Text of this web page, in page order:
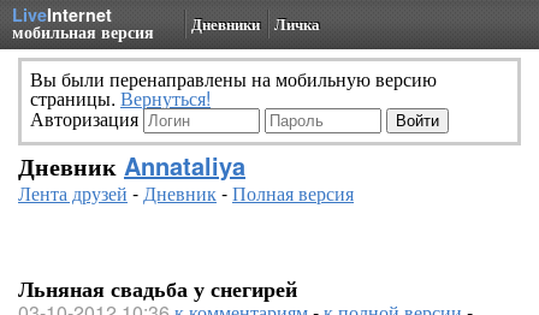
LiveInternet
мобильная версия Дневники Личка
Вы были перенаправлены на мобильную версию
страницы. Вернуться!
Авторизация
Дневник Annataliya
Лента друзей -Дневник-Полная версия
Льняная свадьба у снегирей